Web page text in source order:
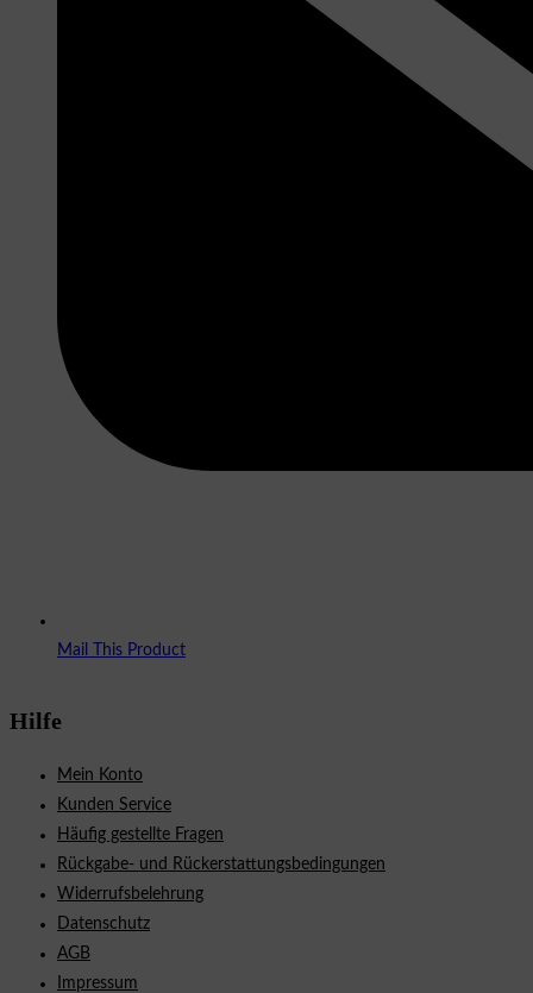
Mail This Product
Hilfe
Mein Konto
Kunden Service
Häufig gestellte Fragen
Rückgabe- und Rückerstattungsbedingungen
Widerrufsbelehrung
Datenschutz
AGB
Impressum